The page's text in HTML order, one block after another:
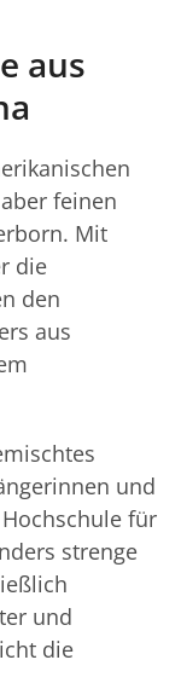
aus
feinen
Mit
die
den
aus
und
für
strenge
und
die